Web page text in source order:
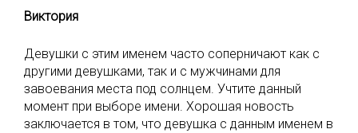
Виктория
Девушки с этим именем часто соперничают как с
другими девушками, так и с мужчинами для
завоевания места под солнцем. Учтите данный
момент при выборе имени. Хорошая новость
заключается в том, что девушка с данным именем в